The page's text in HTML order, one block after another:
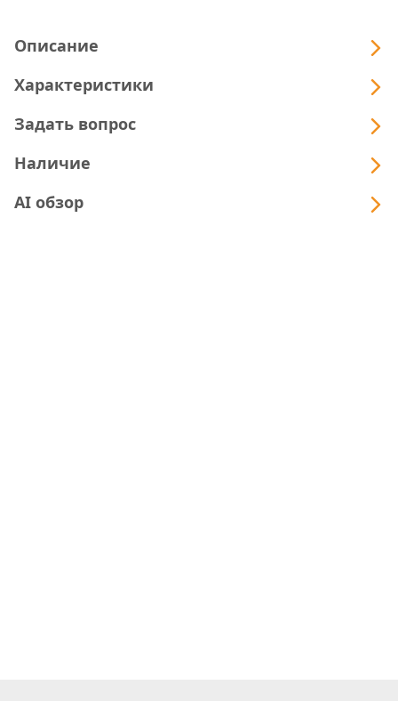
Описание
Характеристики
Задать вопрос
Наличие
AI обзор